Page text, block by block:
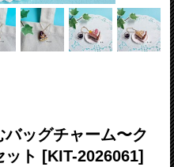
ッグチャーム〜ク
ット [KIT-2026061]